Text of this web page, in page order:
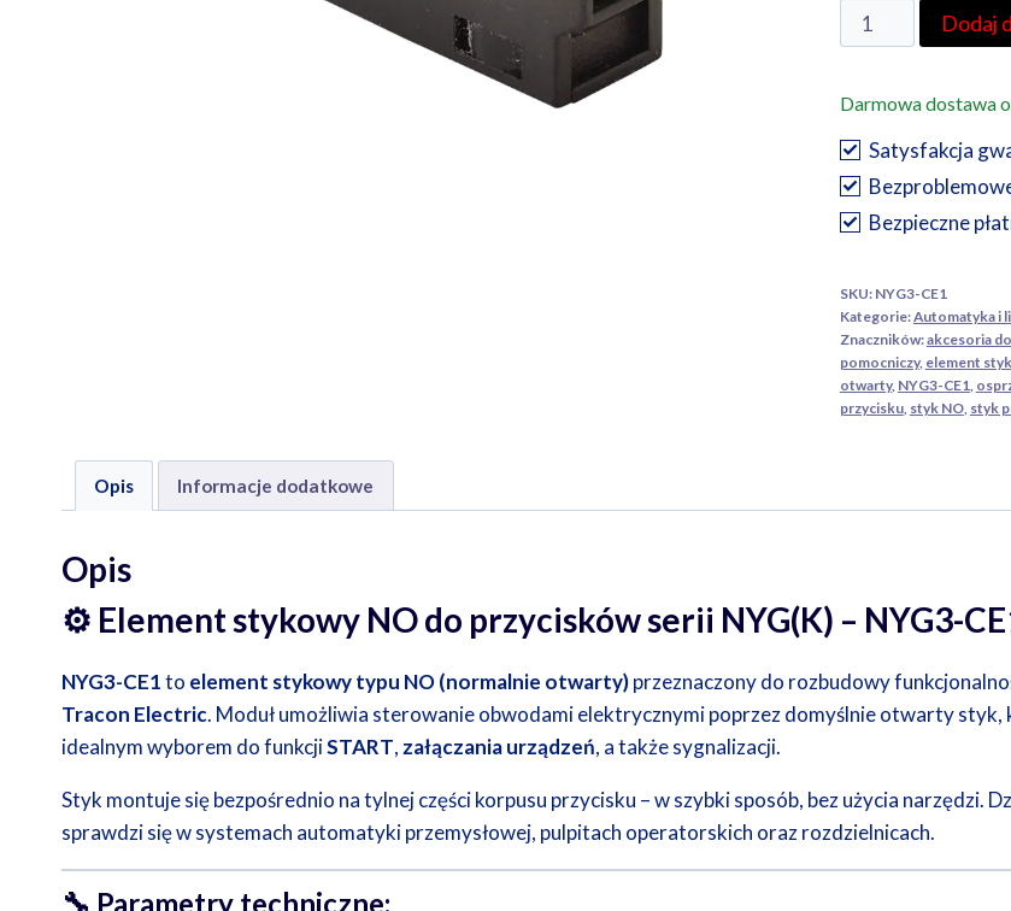
ilość
Element
NO
do
przycisków
serii
NYG(K)
NYG3-
CE1
Tracon
Dodaj
Darmowa dostawa
Satysfakcja
Bezpieczne
SKU: NYG3-CE1
Kategorie:Automatyka i
Znaczników:akcesoria
pomocniczy, element
otwarty, NYG3-CE1,
przycisku, styk NO, styk
Opis Informacje dodatkowe
Opis
⚙️ Element stykowy NO do przycisków serii NYG(K) – NYG3-
NYG3-CE1to element stykowy typu NO (normalnie otwarty)przeznaczony do rozbudowy
Tracon Electric. Moduł umożliwia sterowanie obwodami elektrycznymi poprzez domyślnie otwarty
idealnym wyborem do funkcjiSTART, załączania urządzeń, a także sygnalizacji.
Styk montuje się bezpośrednio na tylnej części korpusu przycisku – w szybki sposób, bez użycia narzędzi.
sprawdzi się w systemach automatyki przemysłowej, pulpitach operatorskich oraz rozdzielnicach.
🔧 Parametry techniczne: